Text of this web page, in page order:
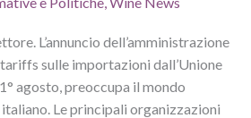
L’annuncio dell’amministrazione
sulle importazioni dall’Unione
agosto, preoccupa il mondo
Le principali organizzazioni